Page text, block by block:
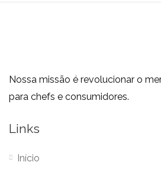
Nossa missão é revolucionar o
para chefs e consumidores.
Links
Início